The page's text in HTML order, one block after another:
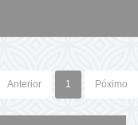
Anterior 1 Póximo